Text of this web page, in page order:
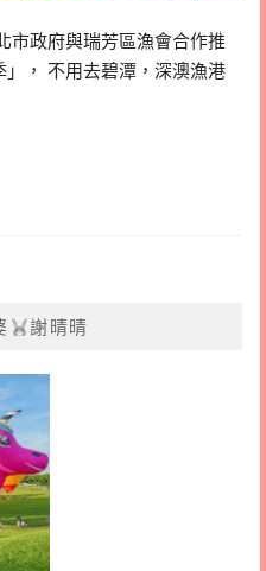
市政府與瑞芳區漁會合作推
， 不用去碧潭，深澳漁港
謝晴晴